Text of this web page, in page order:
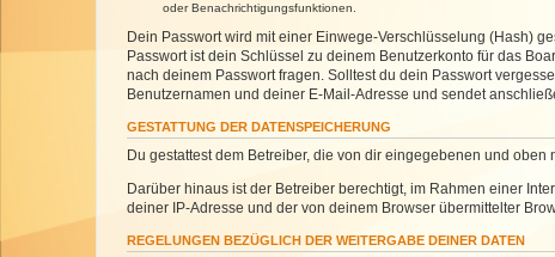
oder Benachrichtigungsfunktionen.
Dein Passwort wird mit einer Einwege-Verschlüsselung (Hash)
Passwort ist dein Schlüssel zu deinem Benutzerkonto für das
nach deinem Passwort fragen. Solltest du dein Passwort
Benutzernamen und deiner E-Mail-Adresse und sendet
GESTATTUNG DER DATENSPEICHERUNG
Du gestattest dem Betreiber, die von dir eingegebenen und
Darüber hinaus ist der Betreiber berechtigt, im Rahmen einer
deiner IP-Adresse und der von deinem Browser übermittelter
REGELUNGEN BEZÜGLICH DER WEITERGABE DEINER DATEN